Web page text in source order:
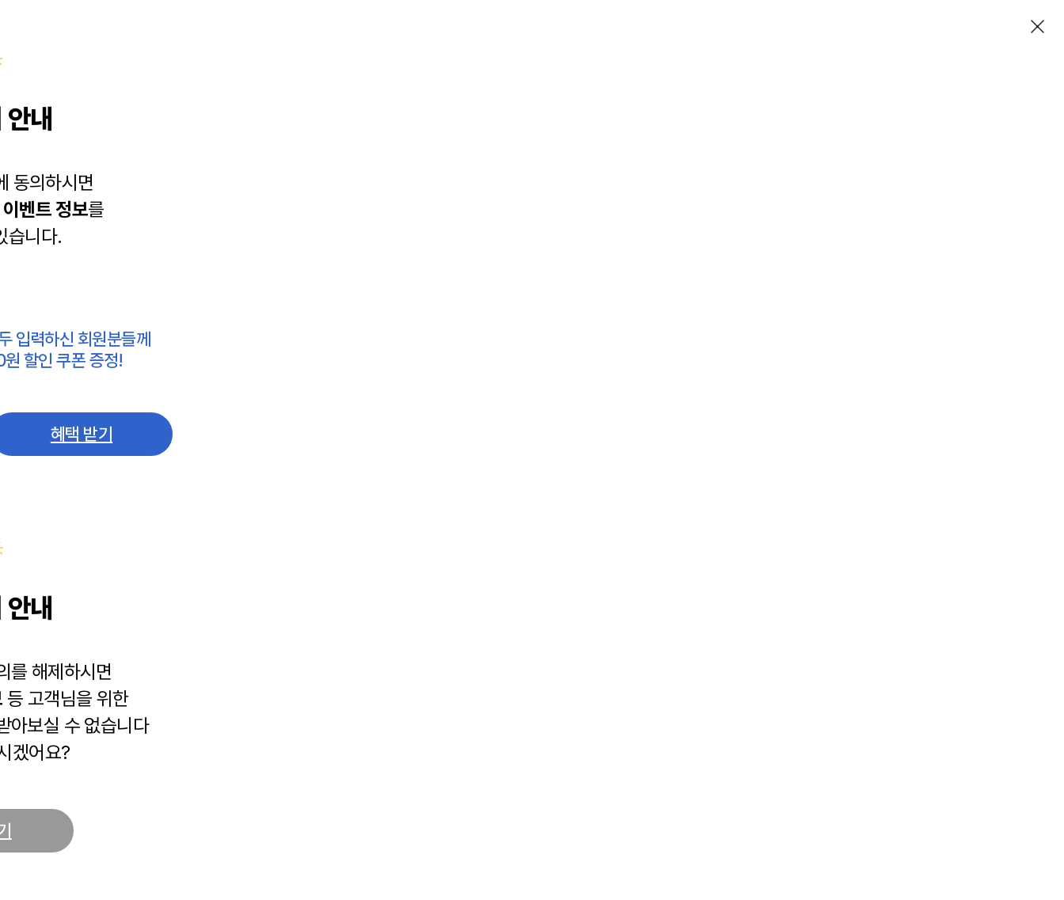
내
동의하시면
이벤트 정보를
습니다.
입력하신 회원분들께
할인 쿠폰 증정!
혜택 받기
내
를 해제하시면
등 고객님을 위한
아보실 수 없습니다
겠어요?